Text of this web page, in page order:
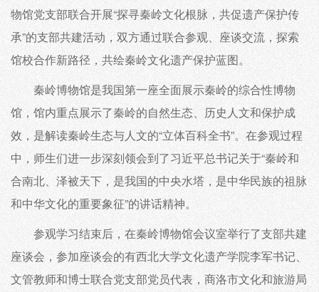
物馆党支部联合开展“探寻秦岭文化根脉，共促遗产保护传
承”的支部共建活动，双方通过联合参观、座谈交流，探索
馆校合作新路径，共绘秦岭文化遗产保护蓝图。
秦岭博物馆是我国第一座全面展示秦岭的综合性博物
馆，馆内重点展示了秦岭的自然生态、历史人文和保护成
效，是解读秦岭生态与人文的“立体百科全书”。在参观过程
中，师生们进一步深刻领会到了习近平总书记关于“秦岭和
合南北、泽被天下，是我国的中央水塔，是中华民族的祖脉
和中华文化的重要象征”的讲话精神。
参观学习结束后，在秦岭博物馆会议室举行了支部共建
座谈会，参加座谈会的有西北大学文化遗产学院李军书记、
文管教师和博士联合党支部党员代表，商洛市文化和旅游局